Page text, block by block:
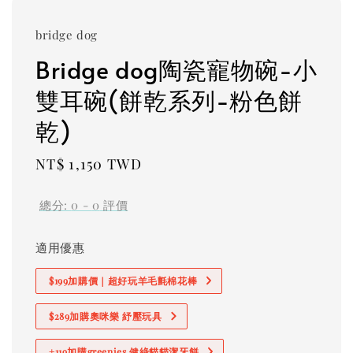
bridge dog
Bridge dog陶瓷寵物碗-小
雙耳碗(餅乾系列-粉色餅
乾)
Regular
NT$ 1,150 TWD
總分: 0 - 0 評價
適用優惠
$199加購價｜超好玩羊毛氈棉花棒
$289加購奧咪樂 紓壓玩具